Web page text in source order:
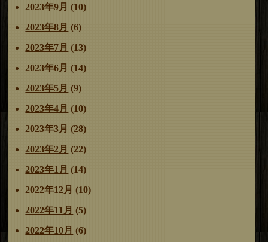
2023年9月 (10)
2023年8月 (6)
2023年7月 (13)
2023年6月 (14)
2023年5月 (9)
2023年4月 (10)
2023年3月 (28)
2023年2月 (22)
2023年1月 (14)
2022年12月 (10)
2022年11月 (5)
2022年10月 (6)